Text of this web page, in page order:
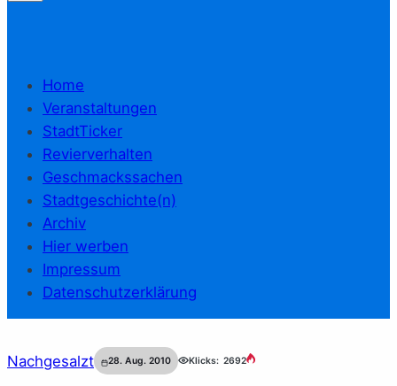
Home
Veranstaltungen
StadtTicker
Revierverhalten
Geschmackssachen
Stadtgeschichte(n)
Archiv
Hier werben
Impressum
Datenschutzerklärung
Nachgesalzt 28. Aug. 2010 Klicks: 2692